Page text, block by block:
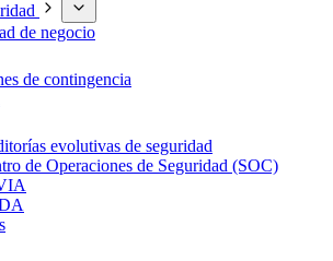
de negocio
de contingencia
evolutivas de seguridad
de Operaciones de Seguridad (SOC)